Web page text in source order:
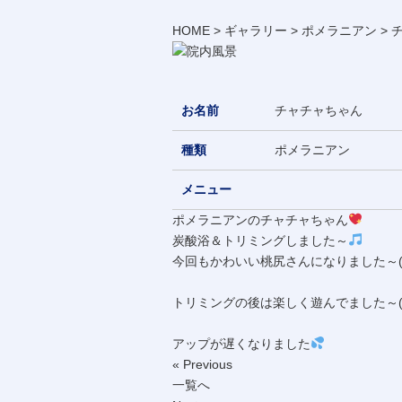
HOME > ギャラリー > ポメラニアン >
お名前 チャチャちゃん
種類 ポメラニアン
メニュー
ポメラニアンのチャチャちゃん
炭酸浴＆トリミングしました～
今回もかわいい桃尻さんになりました～
トリミングの後は楽しく遊んでました～
アップが遅くなりました
« Previous
一覧へ